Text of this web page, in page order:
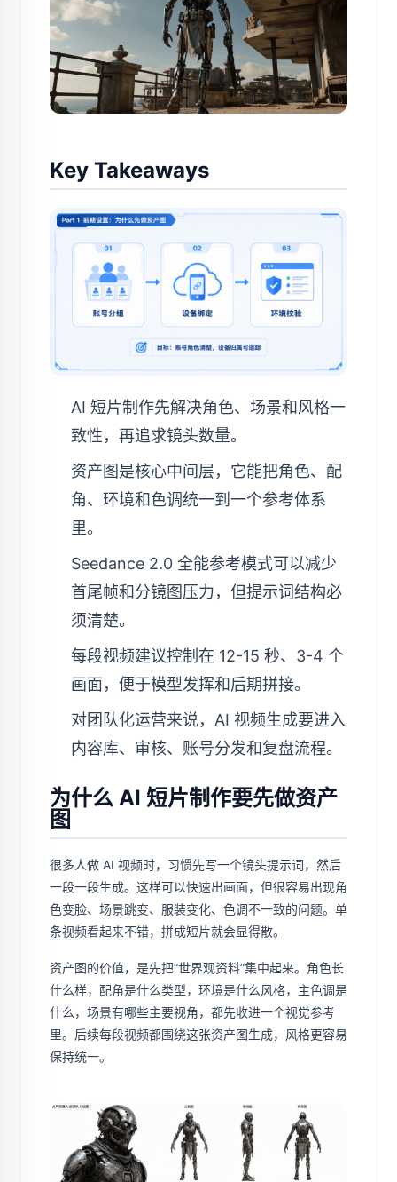
Key Takeaways
AI 短片制作先解决角色、场景和风格一
致性，再追求镜头数量。
资产图是核心中间层，它能把角色、配
角、环境和色调统一到一个参考体系
里。
Seedance 2.0 全能参考模式可以减少
首尾帧和分镜图压力，但提示词结构必
须清楚。
每段视频建议控制在 12-15 秒、3-4 个
画面，便于模型发挥和后期拼接。
对团队化运营来说，AI 视频生成要进入
内容库、审核、账号分发和复盘流程。
为什么 AI 短片制作要先做资产
图
很多人做 AI 视频时，习惯先写一个镜头提示词，然后
一段一段生成。这样可以快速出画面，但很容易出现角
色变脸、场景跳变、服装变化、色调不一致的问题。单
条视频看起来不错，拼成短片就会显得散。
资产图的价值，是先把“世界观资料”集中起来。角色长
什么样，配角是什么类型，环境是什么风格，主色调是
什么，场景有哪些主要视角，都先收进一个视觉参考
里。后续每段视频都围绕这张资产图生成，风格更容易
保持统一。